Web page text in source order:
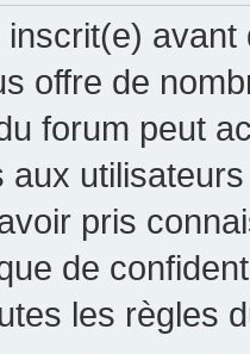
avant
offre de
forum peut
aux
pris
de
les règles